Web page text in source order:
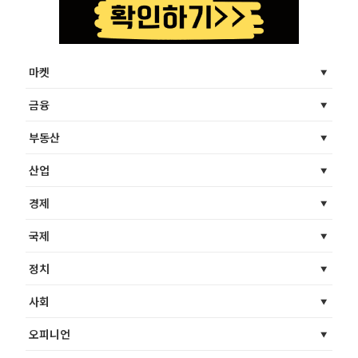
마켓
금융
부동산
산업
경제
국제
정치
사회
오피니언